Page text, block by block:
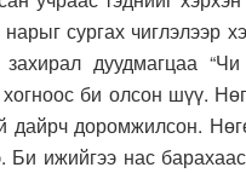
сургах чиглэлээр
дуудмагцаа
би олсон шүү.
дайрч доромжилсон.
Би ижийгээ нас